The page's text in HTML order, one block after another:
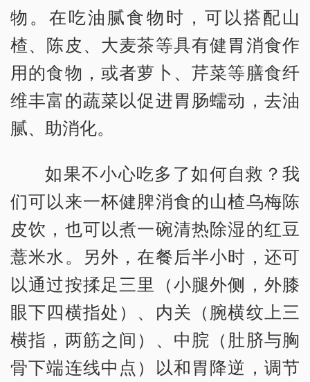
物。在吃油腻食物时，可以搭配山
楂、陈皮、大麦茶等具有健胃消食作
用的食物，或者萝卜、芹菜等膳食纤
维丰富的蔬菜以促进胃肠蠕动，去油
腻、助消化。
如果不小心吃多了如何自救？我
们可以来一杯健脾消食的山楂乌梅陈
皮饮，也可以煮一碗清热除湿的红豆
薏米水。另外，在餐后半小时，还可
以通过按揉足三里（小腿外侧，外膝
眼下四横指处）、内关（腕横纹上三
横指，两筋之间）、中脘（肚脐与胸
骨下端连线中点）以和胃降逆，调节